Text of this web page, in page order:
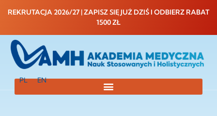
treści
REKRUTACJA 2026/27 | ZAPISZ SIĘ JUŻ DZIŚ I ODBIERZ RABAT
1500 ZŁ
PL EN